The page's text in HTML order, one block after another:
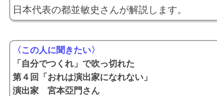
日本代表の都並敏史さんが解説します。
〈この人に聞きたい〉
「自分でつくれ」で吹っ切れた
第４回「おれは演出家になれない」
演出家 宮本亞門さん